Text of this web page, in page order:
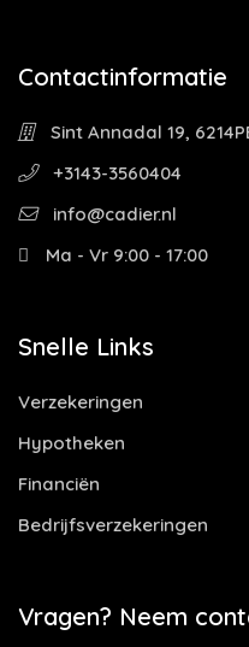
Contactinformatie
Sint Annadal 19,
+3143-3560404
info@cadier.nl
Ma - Vr 9:00 - 17:00
Snelle Links
Verzekeringen
Hypotheken
Financiën
Bedrijfsverzekeringen
Vragen? Neem